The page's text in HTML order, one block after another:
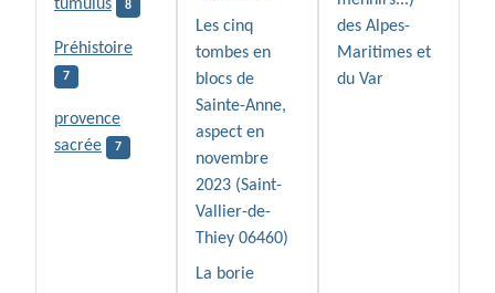
tumulus 8
Préhistoire
7
provence
sacrée
7
Les cinq
tombes en
blocs de
Sainte-Anne,
aspect en
novembre
2023 (Saint-
Vallier-de-
Thiey 06460)
La borie
des Alpes-
Maritimes et
du Var